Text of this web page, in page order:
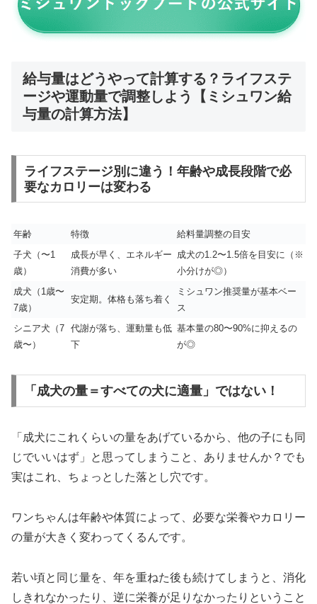
給与量はどうやって計算する？ライフステ
ージや運動量で調整しよう【ミシュワン給
与量の計算方法】
ライフステージ別に違う！年齢や成長段階で必
要なカロリーは変わる
年齢 特徴
給料量調整の目安
子犬（〜1
歳）
成長が早く、エネルギー
消費が多い
成犬の1.2〜1.5倍を目安に（※
小分けが◎）
成犬（1歳〜
7歳）
安定期。体格も落ち着く
ミシュワン推奨量が基本ベー
ス
シニア犬（7
歳〜）
代謝が落ち、運動量も低
下
基本量の80〜90%に抑えるの
が◎
「成犬の量＝すべての犬に適量」ではない！
「成犬にこれくらいの量をあげているから、他の子にも同
じでいいはず」と思ってしまうこと、ありませんか？でも
実はこれ、ちょっとした落とし穴です。
ワンちゃんは年齢や体質によって、必要な栄養やカロリー
の量が大きく変わってくるんです。
若い頃と同じ量を、年を重ねた後も続けてしまうと、消化
しきれなかったり、逆に栄養が足りなかったりということ